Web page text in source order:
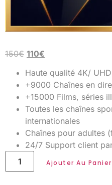
150€ 110€
Haute qualité 4K/
+9000 Chaînes en
+15000 Films, séries
Toutes les chaînes
internationales
Chaînes pour adultes
24/7 Support client
Ajouter Au Panier